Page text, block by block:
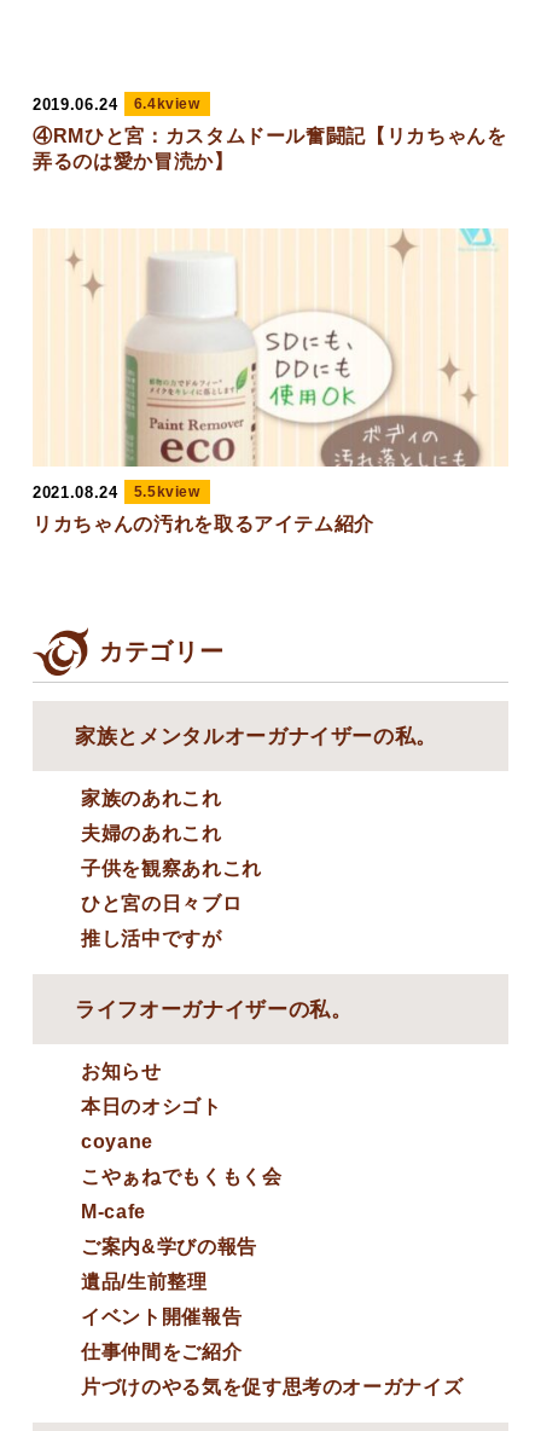
2019.06.24 6.4kview
④RMひと宮：カスタムドール奮闘記【リカちゃんを
弄るのは愛か冒涜か】
2021.08.24 5.5kview
リカちゃんの汚れを取るアイテム紹介
カテゴリー
家族とメンタルオーガナイザーの私。
家族のあれこれ
夫婦のあれこれ
子供を観察あれこれ
ひと宮の日々ブロ
推し活中ですが
ライフオーガナイザーの私。
お知らせ
本日のオシゴト
coyane
こやぁねでもくもく会
M-cafe
ご案内&学びの報告
遺品/生前整理
イベント開催報告
仕事仲間をご紹介
片づけのやる気を促す思考のオーガナイズ